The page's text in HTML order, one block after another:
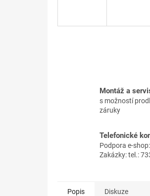
Montáž a
s možností
záruky
Telefonické
Podpora e-
Zakázky: tel.:
Popis Diskuze